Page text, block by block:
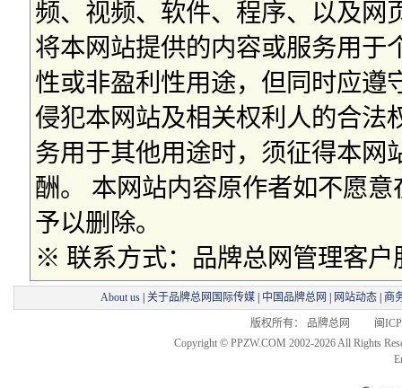
频、视频、软件、程序、以及网
将本网站提供的内容或服务用于
性或非盈利性用途，但同时应遵
侵犯本网站及相关权利人的合法
务用于其他用途时，须征得本网
酬。 本网站内容原作者如不愿
予以删除。
※ 联系方式：品牌总网管理客户
About us 关于品牌总网国际传媒 中国品牌总网 网站动态 商
版权所有： 品牌总网 闽ICP
Copyright © PPZW.COM 2002-2026 All Rights